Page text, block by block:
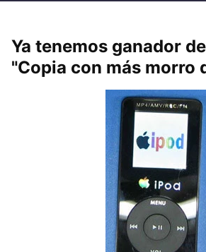
Ya tenemos ganador
"Copia con más morro